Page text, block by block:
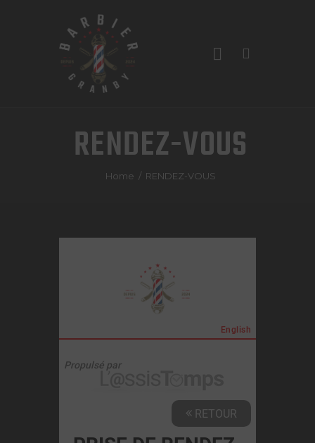
RENDEZ-VOUS
Home RENDEZ-VOUS
ACCUEIL
SERVICES
À PROPOS